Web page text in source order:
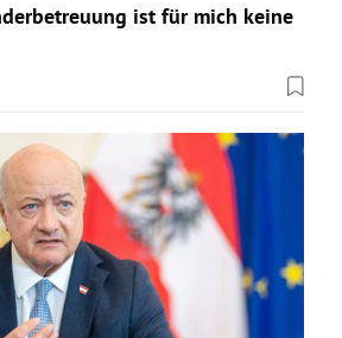
ist für mich keine